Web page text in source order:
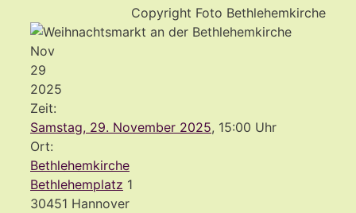
Copyright Foto Bethlehemkirche
Nov
29
2025
Zeit:
Samstag, 29. November 2025, 15:00 Uhr
Ort:
Bethlehemkirche
Bethlehemplatz 1
30451 Hannover